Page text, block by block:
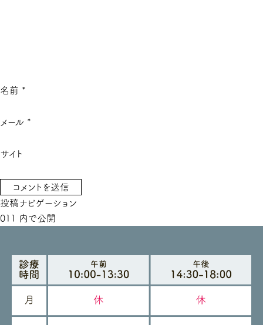
名前 *
メール *
サイト
投稿ナビゲーション
011
内で公開